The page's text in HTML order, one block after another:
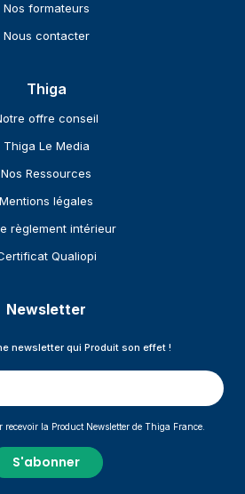
Nos formateurs
Nous contacter
Thiga
offre conseil
Thiga Le Media
Nos Ressources
Mentions légales
règlement intérieur
Qualiopi
Newsletter
newsletter qui Produit son effet !
recevoir la Product Newsletter de Thiga France.